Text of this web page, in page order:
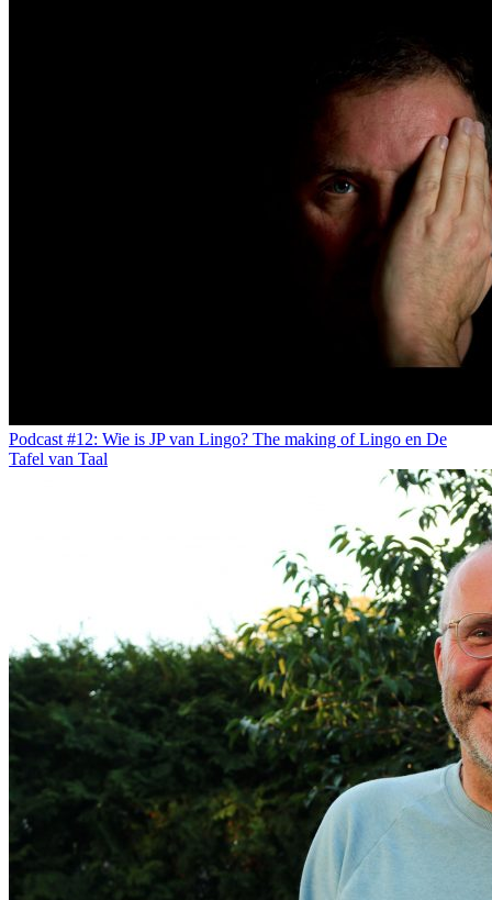
Podcast #12: Wie is JP van Lingo? The making of Lingo en De
Tafel van Taal